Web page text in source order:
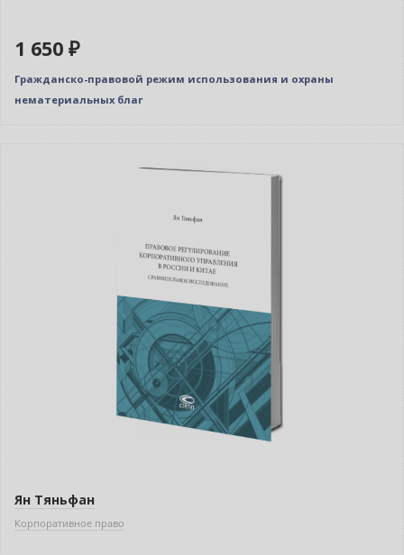
1 650 ₽
Гражданско-правовой режим использования и охраны
нематериальных благ
Ян Тяньфан
Корпоративное право